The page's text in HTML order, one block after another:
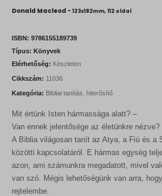
i
n
a
l
p
r
i
c
e
w
a
s
:
1
0
0
0
r
n
r
c
e
s
:
9
0
0
F
Donald Macleod - 123x182mm, 112 oldal
ISBN: 9786155189739
Típus: Könyvek
Elérhetőség: Készleten
Cikkszám: 11036
Kategória: Bibliai tanítás, hiterősítő
Mit értünk Isten hármassága alatt? –
Van ennek jelentősége az életünkre nézve?
A Biblia világosan tanít az Atya, a Fiú és a
közötti kapcsolatáról. E hármas egység
azon, ami számunkra megadatott, mivel
van szó. Mégis lehetőségünk van arra,
rejtelembe.